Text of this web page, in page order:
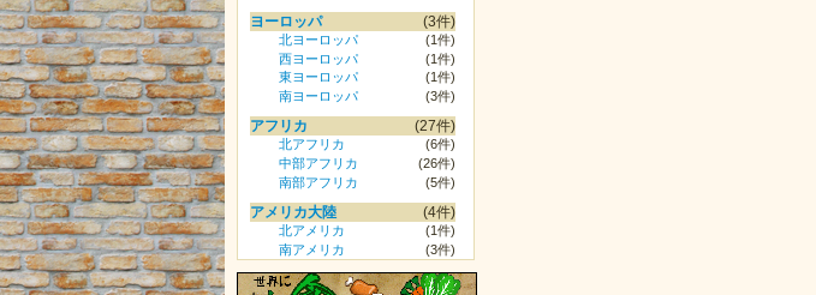
ヨーロッパ (3件)
北ヨーロッパ
(1件)
西ヨーロッパ
(1件)
東ヨーロッパ
(1件)
南ヨーロッパ
(3件)
アフリカ (27件)
北アフリカ
(6件)
中部アフリカ
(26件)
南部アフリカ
(5件)
アメリカ大陸 (4件)
北アメリカ
(1件)
南アメリカ
(3件)